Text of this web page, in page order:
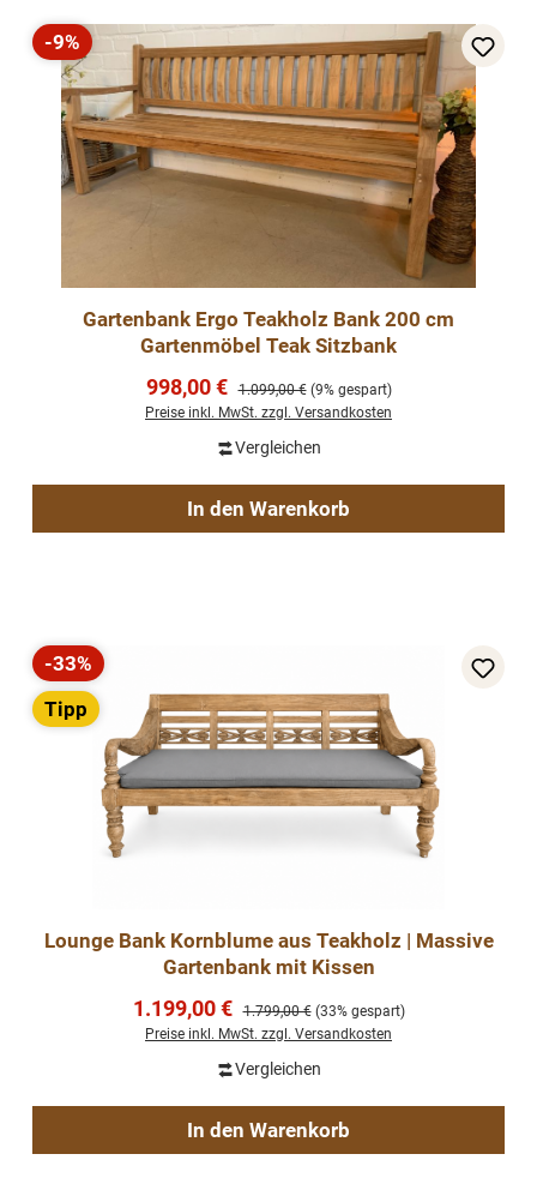
Rabatt
-9%
Gartenbank Ergo Teakholz Bank 200 cm
Gartenmöbel Teak Sitzbank
Verkaufspreis:
998,00 € Regulärer Preis:
1.099,00 € (9% gespart)
Preise inkl. MwSt. zzgl. Versandkosten
Vergleichen
In den Warenkorb
Rabatt
-33%
Tipp
Lounge Bank Kornblume aus Teakholz | Massive
Gartenbank mit Kissen
Verkaufspreis:
1.199,00 € Regulärer Preis:
1.799,00 € (33% gespart)
Preise inkl. MwSt. zzgl. Versandkosten
Vergleichen
In den Warenkorb